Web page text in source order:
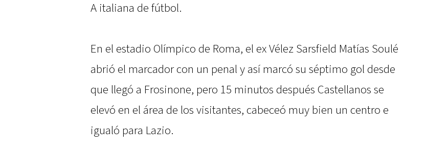
A italiana de fútbol.
En el estadio Olímpico de Roma, el ex Vélez Sarsfield Matías Soulé
abrió el marcador con un penal y así marcó su séptimo gol desde
que llegó a Frosinone, pero 15 minutos después Castellanos se
elevó en el área de los visitantes, cabeceó muy bien un centro e
igualó para Lazio.